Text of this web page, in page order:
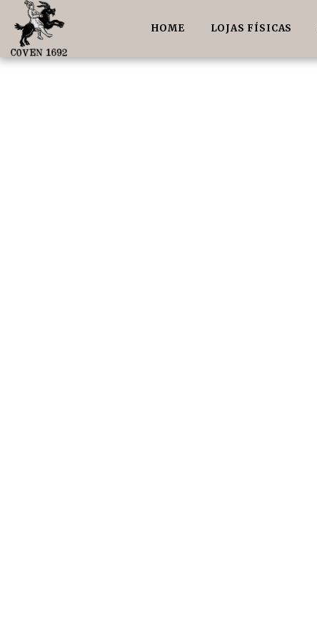
HOME LOJAS FÍSICAS